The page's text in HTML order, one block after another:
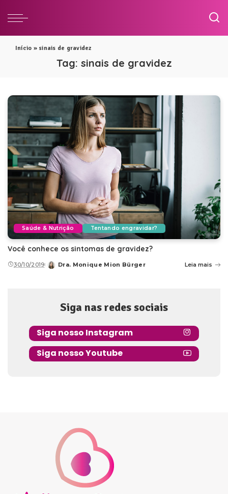
Início » sinais de gravidez
Tag: sinais de gravidez
Saúde & Nutrição Tentando engravidar?
Você conhece os sintomas de gravidez?
30/10/2019
Posted
Dra. Monique Mion Bürger Leia mais
Siga nas redes sociais
Siga nosso Instagram
Siga nosso Youtube